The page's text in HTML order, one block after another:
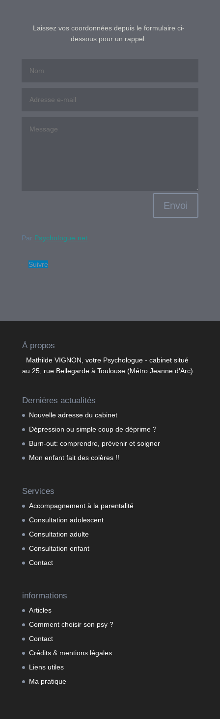
Laissez vos coordonnées depuis le formulaire ci-
dessous pour un rappel.
Envoi
Par Psychologue.net
Suivre
À propos
Mathilde VIGNON, votre Psychologue - cabinet situé
au 25, rue Bellegarde à Toulouse (Métro Jeanne d'Arc).
Dernières actualités
Nouvelle adresse du cabinet
Dépression ou simple coup de déprime ?
Burn-out: comprendre, prévenir et soigner
Mon enfant fait des colères !!
Services
Accompagnement à la parentalité
Consultation adolescent
Consultation adulte
Consultation enfant
Contact
informations
Articles
Comment choisir son psy ?
Contact
Crédits & mentions légales
Liens utiles
Ma pratique